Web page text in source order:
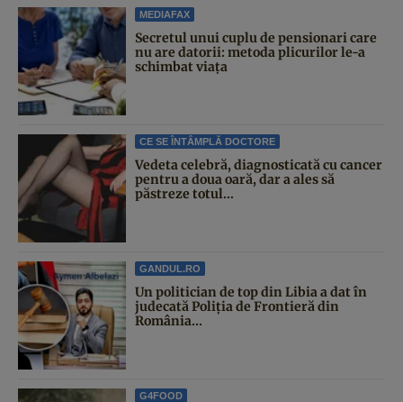
MEDIAFAX
Secretul unui cuplu de pensionari care
nu are datorii: metoda plicurilor le-a
schimbat viața
CE SE ÎNTÂMPLĂ DOCTORE
Vedeta celebră, diagnosticată cu cancer
pentru a doua oară, dar a ales să
păstreze totul...
GANDUL.RO
Un politician de top din Libia a dat în
judecată Poliția de Frontieră din
România...
G4FOOD